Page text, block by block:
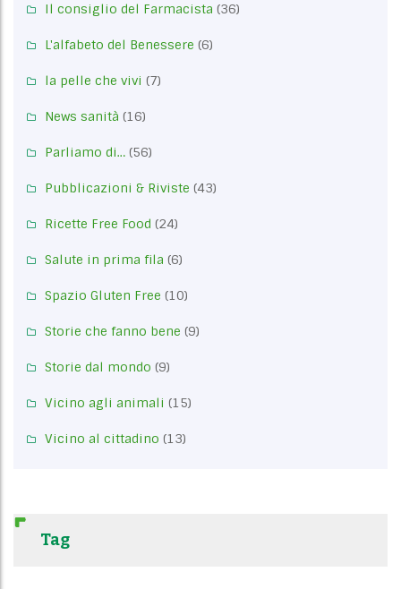
Il consiglio del Farmacista (36)
L'alfabeto del Benessere (6)
la pelle che vivi (7)
News sanità (16)
Parliamo di… (56)
Pubblicazioni & Riviste (43)
Ricette Free Food (24)
Salute in prima fila (6)
Spazio Gluten Free (10)
Storie che fanno bene (9)
Storie dal mondo (9)
Vicino agli animali (15)
Vicino al cittadino (13)
Tag